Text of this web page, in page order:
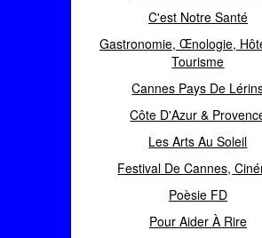
C'est Notre Santé
Gastronomie, Œnologie,
Tourisme
Cannes Pays De
Côte D'Azur &
Les Arts Au Soleil
Festival De Cannes,
Poèsie FD
Pour Aider À Rire